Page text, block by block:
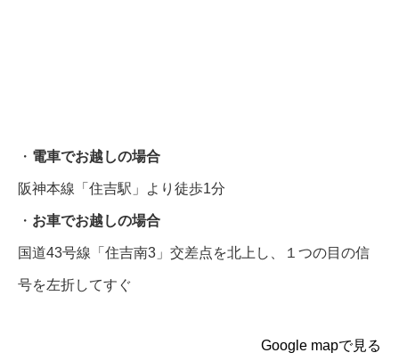
・ 電車でお越しの場合
阪神本線「住吉駅」より徒歩1分
・ お車でお越しの場合
国道43号線「住吉南3」交差点を北上し、１つの目の信
号を左折してすぐ
Google mapで見る